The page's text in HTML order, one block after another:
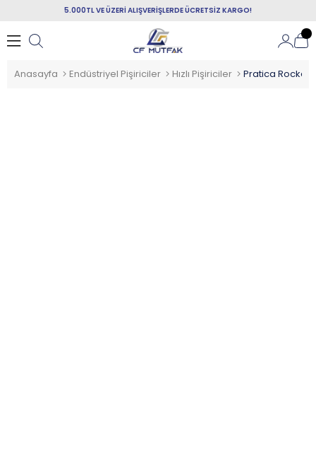
5.000TL VE ÜZERİ ALIŞVERİŞLERDE ÜCRETSİZ KARGO!
Anasayfa Endüstriyel Pişiriciler Hızlı Pişiriciler Pratica Rocket